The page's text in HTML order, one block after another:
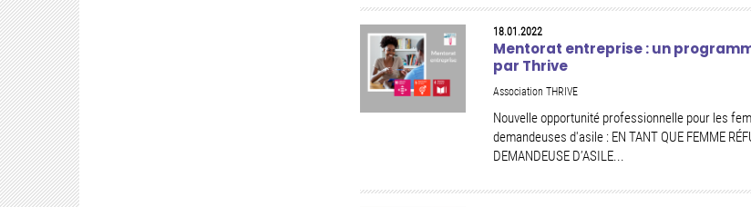
18.01.2022
Mentorat entreprise : un
par Thrive
Association THRIVE
Nouvelle opportunité professionnelle pour les
demandeuses d'asile : EN TANT QUE FEMME
DEMANDEUSE D’ASILE...